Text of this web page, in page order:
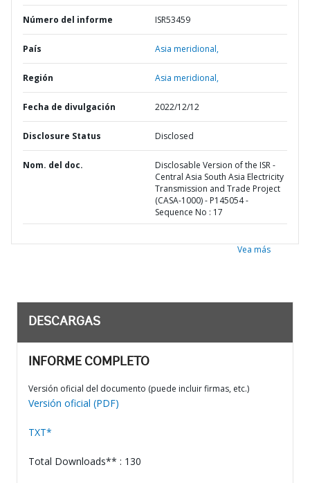
Número del informe ISR53459
País Asia meridional,
Región Asia meridional,
Fecha de divulgación 2022/12/12
Disclosure Status Disclosed
Nom. del doc.
Disclosable Version of the ISR -
Central Asia South Asia Electricity
Transmission and Trade Project
(CASA-1000) - P145054 -
Sequence No : 17
Vea más
DESCARGAS
INFORME COMPLETO
Versión oficial del documento (puede incluir firmas, etc.)
Versión oficial (PDF)
TXT*
Total Downloads** : 130